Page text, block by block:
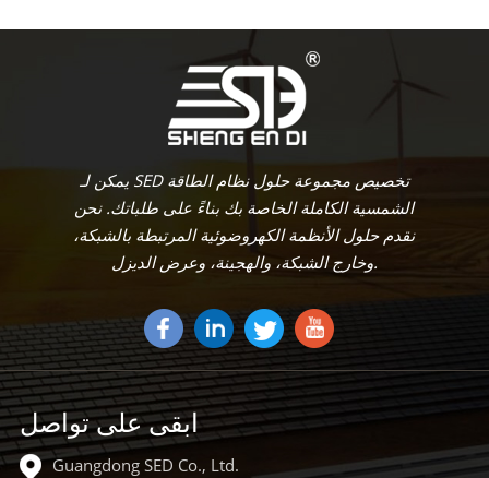
يمكن لـ SED تخصيص مجموعة حلول نظام الطاقة
الشمسية الكاملة الخاصة بك بناءً على طلباتك. نحن
نقدم حلول الأنظمة الكهروضوئية المرتبطة بالشبكة،
وخارج الشبكة، والهجينة، وعرض الديزل.
ابقى على تواصل
Guangdong SED Co., Ltd.